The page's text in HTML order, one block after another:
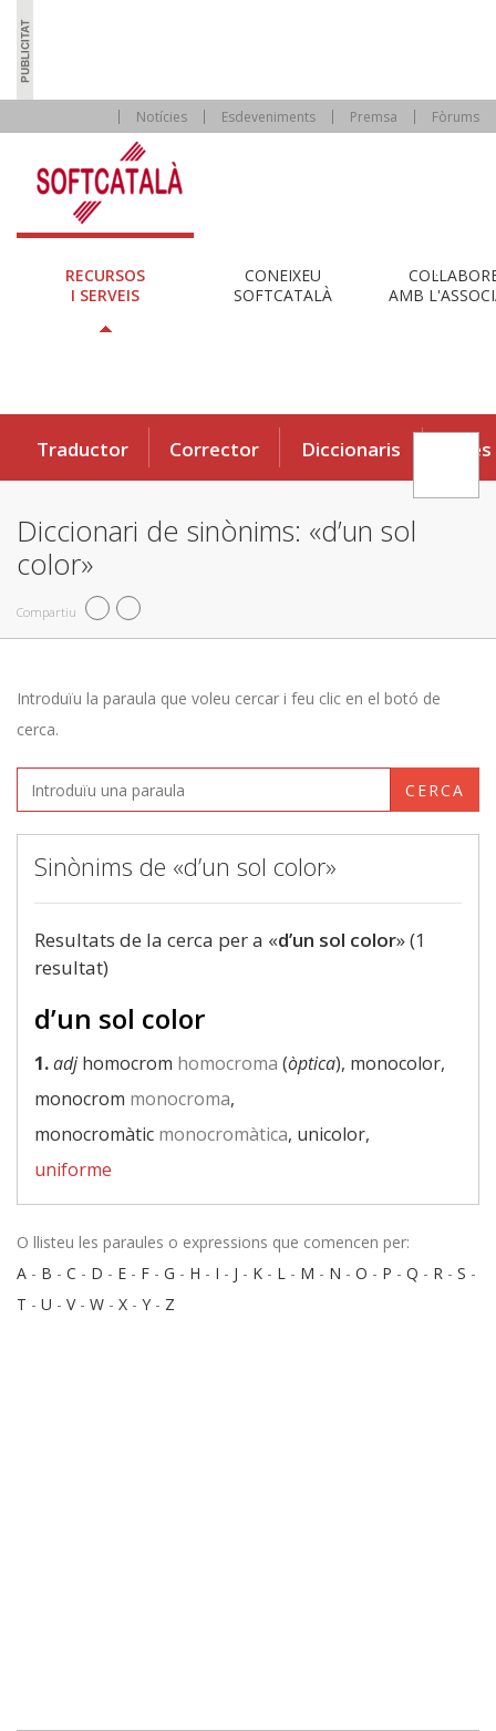
Notícies Esdeveniments Premsa Fòrums
RECURSOS
I SERVEIS
CONEIXEU
SOFTCATALÀ
AMB
Traductor Corrector Diccionaris Eines
Diccionari de sinònims: «d’un sol
color»
Compartiu
Introduïu la paraula que voleu cercar i feu clic en el botó de
cerca.
CERCA
Sinònims de «d’un sol color»
Resultats de la cerca per a «d’un sol color» (1
resultat)
d’un sol color
1.adjhomocrom homocroma (òptica), monocolor,
monocrom monocroma,
monocromàtic monocromàtica, unicolor,
uniforme
O llisteu les paraules o expressions que comencen per:
A - B - C - D - E - F - G - H - I - J - K - L - M - N - O - P - Q - R - S -
T - U - V- W - X - Y - Z